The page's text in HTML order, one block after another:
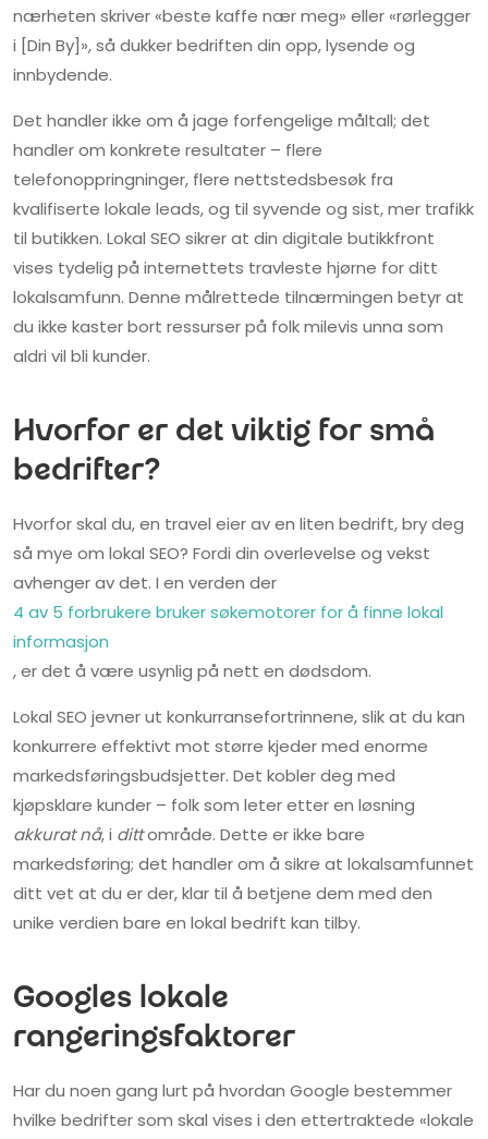
nærheten skriver «beste kaffe nær meg» eller «rørlegger
i [Din By]», så dukker bedriften din opp, lysende og
innbydende.
Det handler ikke om å jage forfengelige måltall; det
handler om konkrete resultater – flere
telefonoppringninger, flere nettstedsbesøk fra
kvalifiserte lokale leads, og til syvende og sist, mer trafikk
til butikken. Lokal SEO sikrer at din digitale butikkfront
vises tydelig på internettets travleste hjørne for ditt
lokalsamfunn. Denne målrettede tilnærmingen betyr at
du ikke kaster bort ressurser på folk milevis unna som
aldri vil bli kunder.
Hvorfor er det viktig for små
bedrifter?
Hvorfor skal du, en travel eier av en liten bedrift, bry deg
så mye om lokal SEO? Fordi din overlevelse og vekst
avhenger av det. I en verden der
4 av 5 forbrukere bruker søkemotorer for å finne lokal
informasjon
, er det å være usynlig på nett en dødsdom.
Lokal SEO jevner ut konkurransefortrinnene, slik at du kan
konkurrere effektivt mot større kjeder med enorme
markedsføringsbudsjetter. Det kobler deg med
kjøpsklare kunder – folk som leter etter en løsning
akkurat nå, i dittområde. Dette er ikke bare
markedsføring; det handler om å sikre at lokalsamfunnet
ditt vet at du er der, klar til å betjene dem med den
unike verdien bare en lokal bedrift kan tilby.
Googles lokale
rangeringsfaktorer
Har du noen gang lurt på hvordan Google bestemmer
hvilke bedrifter som skal vises i den ettertraktede «lokale